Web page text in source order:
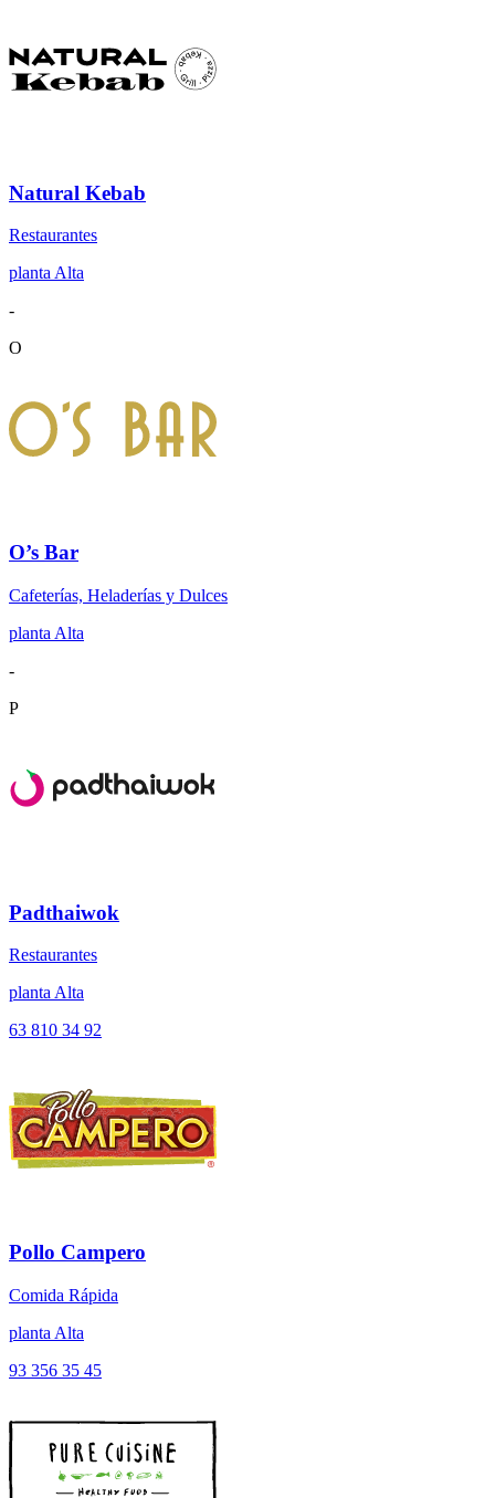
Natural Kebab
Restaurantes
planta Alta
-
O
O’s Bar
Cafeterías, Heladerías y Dulces
planta Alta
-
P
Padthaiwok
Restaurantes
planta Alta
63 810 34 92
Pollo Campero
Comida Rápida
planta Alta
93 356 35 45